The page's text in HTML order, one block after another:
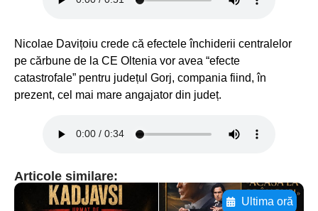
Nicolae Davițoiu crede că efectele închiderii centralelor
pe cărbune de la CE Oltenia vor avea “efecte
catastrofale” pentru județul Gorj, compania fiind, în
prezent, cel mai mare angajator din județ.
Articole similare:
Ultima oră